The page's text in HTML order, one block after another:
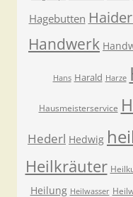
Hagebutten
Handwerk
Hans Harald Harze
Hausmeisterservice
Hederl Hedwig
Heilkräuter
Heilung Heilwasser